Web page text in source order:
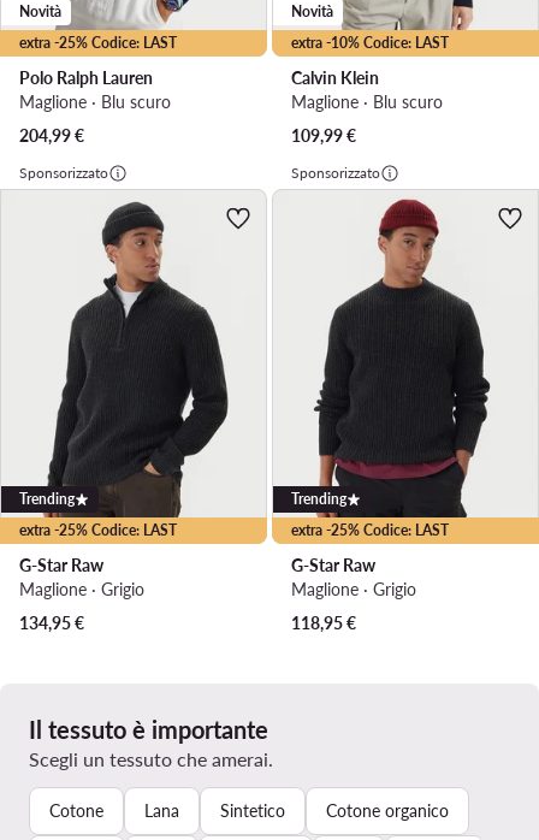
extra -25% Codice: LAST
Novità
Polo Ralph Lauren
Maglione · Blu scuro
204,99€
extra -10% Codice: LAST
Novità
Calvin Klein
Maglione · Blu scuro
109,99€
Sponsorizzato
extra -25% Codice: LAST
Trending
G-Star Raw
Maglione · Grigio
134,95€
Sponsorizzato
extra -25% Codice: LAST
Trending
G-Star Raw
Maglione · Grigio
118,95€
Il tessuto è importante
Scegli un tessuto che amerai.
Cotone Lana Sintetico Cotone organico